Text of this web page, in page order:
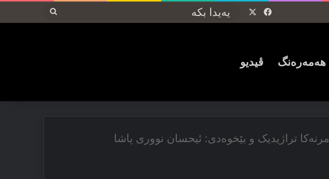
Facebook
پەیدا
ھەمەرەنگ ڤیدیو
مرنه‌کا تراژیدیک و بێخوه‌دی: ئیحسان نووری پاشا